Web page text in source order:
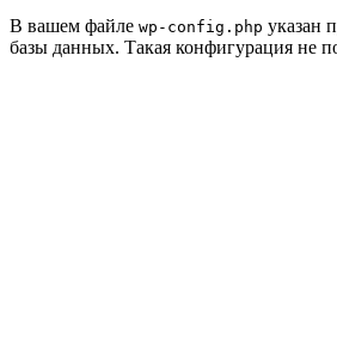
В вашем файле wp-config.php указан
базы данных. Такая конфигурация не